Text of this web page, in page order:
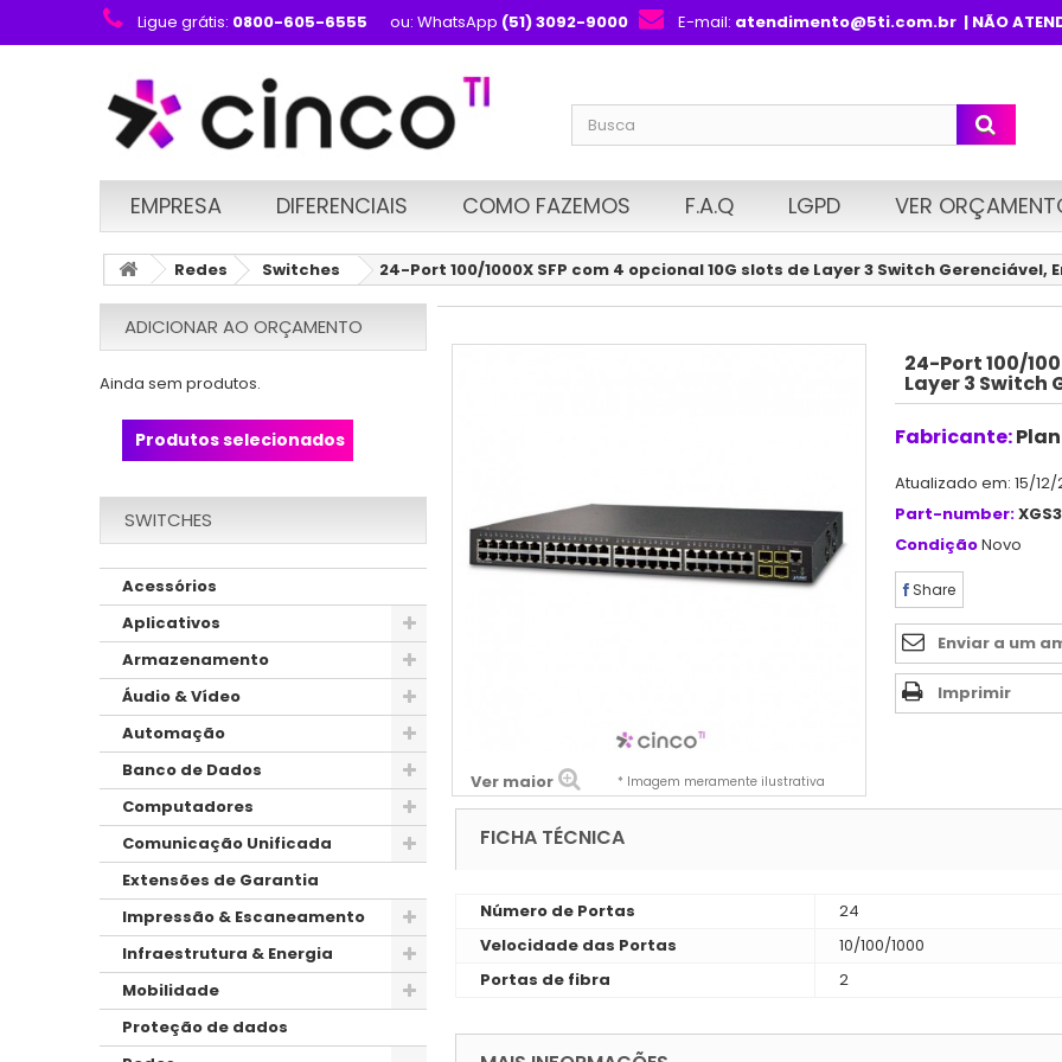
Ligue grátis: 0800-605-6555 ou: WhatsApp (51) 3092-9000 E-mail: atendimento@5ti.com.br| NÃO
EMPRESA DIFERENCIAIS COMO FAZEMOS F.A.Q LGPD VER
Redes Switches 24-Port 100/1000X SFP com 4 opcional 10G slots de Layer 3 Switch Gerenciável,
ADICIONAR AO ORÇAMENTO
Ainda sem produtos.
Produtos selecionados
SWITCHES
Acessórios
Aplicativos
Armazenamento
Áudio & Vídeo
Automação
Banco de Dados
Computadores
Comunicação Unificada
Extensões de Garantia
Impressão & Escaneamento
Infraestrutura & Energia
Mobilidade
Proteção de dados
Ver maior * Imagem meramente ilustrativa
24-Port 100/
Layer 3 Switch
Fabricante:
Atualizado em: 15/12/
Part-number:
CondiçãoNovo
Share
Enviar a um
Imprimir
FICHA TÉCNICA
Número de Portas
24
Velocidade das Portas
10/100/1000
Portas de fibra
2